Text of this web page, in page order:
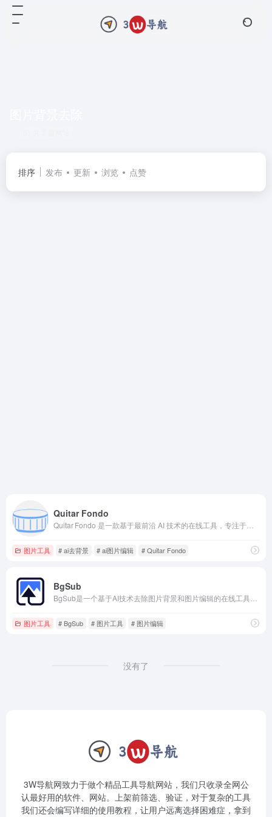
排序 发布 更新 浏览 点赞
Quitar Fondo
图片工具 # ai去背景 # ai图片编辑 # Quitar Fondo
BgSub
图片工具 # BgSub # 图片工具 # 图片编辑
没有了
3W导航网致力于做个精品工具导航网站，我们只收录全网公
认最好用的软件、网站。上架前筛选、验证，对于复杂的工具
我们还会编写详细的使用教程，让用户远离选择困难症，拿到